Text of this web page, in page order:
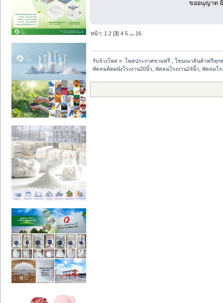
ขออนุญาต
หน้า: 1 2 [3]4 5 ... 16
รับจ้างโพส » โพสประกาศขายฟรี , โฆษณาสินค้าฟรีทุก
พัดลมติดผนังโรงงาน20นิ้ว, พัดลมโรงงาน24นิ้ว, พัดลมโ